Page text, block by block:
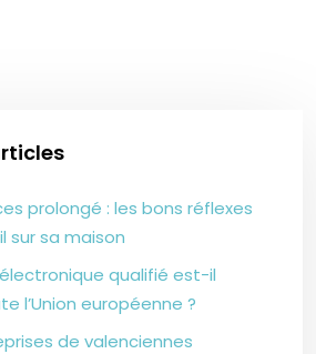
prolongé : les bons réflexes
sur sa maison
qualifié est-il
l’Union européenne ?
de valenciennes